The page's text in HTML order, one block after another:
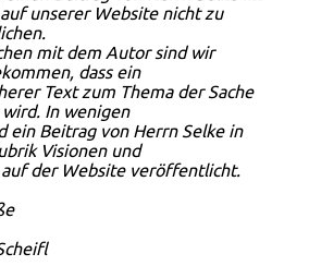
auf unserer Website nicht zu
mit dem Autor sind wir
dass ein
Text zum Thema der Sache
In wenigen
ein Beitrag von Herrn Selke in
Visionen und
der Website veröffentlicht.